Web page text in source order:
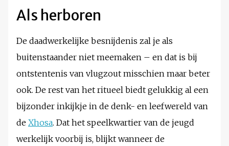
Als herboren
De daadwerkelijke besnijdenis zal je als
buitenstaander niet meemaken – en dat is bij
ontstentenis van vlugzout misschien maar beter
ook. De rest van het ritueel biedt gelukkig al een
bijzonder inkijkje in de denk- en leefwereld van
de Xhosa. Dat het speelkwartier van de jeugd
werkelijk voorbij is, blijkt wanneer de